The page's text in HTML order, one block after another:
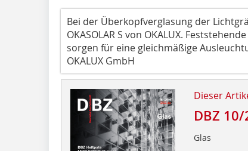
Bei der Überkopfverglasung der
OKASOLAR S von OKALUX.
sorgen für eine gleichmäßige
OKALUX GmbH
Dieser
DBZ
Glas